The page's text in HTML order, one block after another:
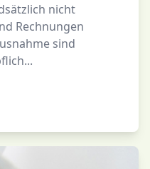
nicht
Rechnungen
sind